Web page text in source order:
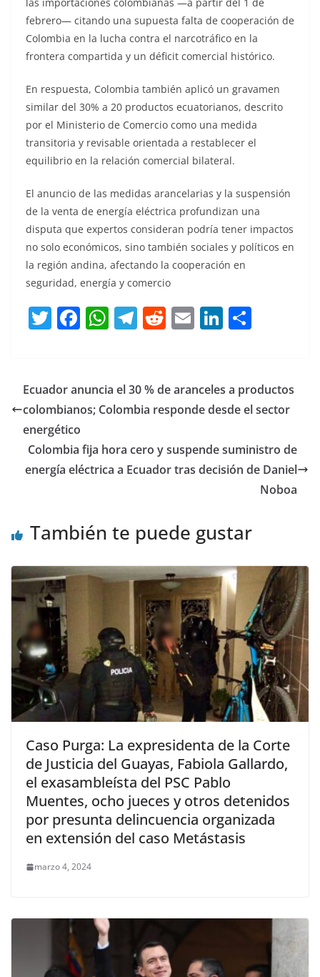
febrero— citando una supuesta falta de cooperación de
Colombia en la lucha contra el narcotráfico en la
frontera compartida y un déficit comercial histórico.
En respuesta, Colombia también aplicó un gravamen
similar del 30% a 20 productos ecuatorianos, descrito
por el Ministerio de Comercio como una medida
transitoria y revisable orientada a restablecer el
equilibrio en la relación comercial bilateral.
El anuncio de las medidas arancelarias y la suspensión
de la venta de energía eléctrica profundizan una
disputa que expertos consideran podría tener impactos
no solo económicos, sino también sociales y políticos en
la región andina, afectando la cooperación en
seguridad, energía y comercio
T
er
F
e
b
o
k
W
s
A
p
T
gr
a
R
di
t
E
l
Li
e
dI
p
ar
Ecuador anuncia el 30 % de aranceles a productos
colombianos; Colombia responde desde el sector
energético
Colombia fija hora cero y suspende suministro de
energía eléctrica a Ecuador tras decisión de Daniel
Noboa
También te puede gustar
Caso Purga: La expresidenta de la Corte
de Justicia del Guayas, Fabiola Gallardo,
el exasambleísta del PSC Pablo
Muentes, ocho jueces y otros detenidos
por presunta delincuencia organizada
en extensión del caso Metástasis
marzo 4, 2024